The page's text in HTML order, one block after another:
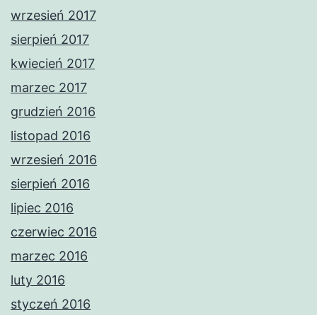
wrzesień 2017
sierpień 2017
kwiecień 2017
marzec 2017
grudzień 2016
listopad 2016
wrzesień 2016
sierpień 2016
lipiec 2016
czerwiec 2016
marzec 2016
luty 2016
styczeń 2016